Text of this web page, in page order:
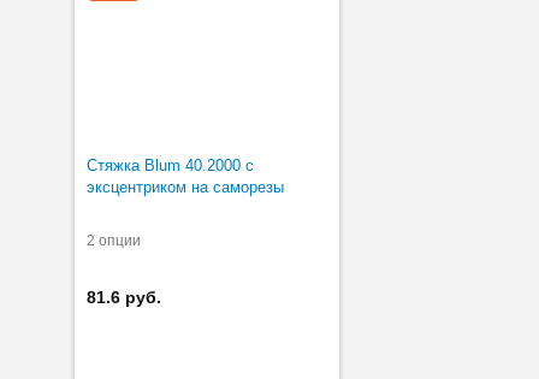
Стяжка Blum 40.2000 с
эксцентриком на саморезы
2 опции
81.6 руб.